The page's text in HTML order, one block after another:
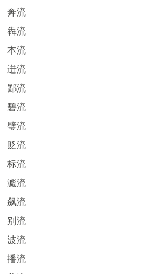
奔流
犇流
本流
迸流
鄙流
碧流
璧流
贬流
标流
滮流
飙流
别流
波流
播流